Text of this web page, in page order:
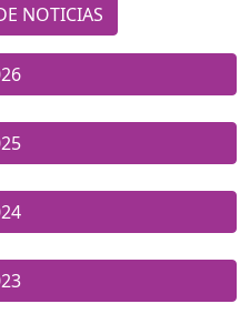
NOTICIAS